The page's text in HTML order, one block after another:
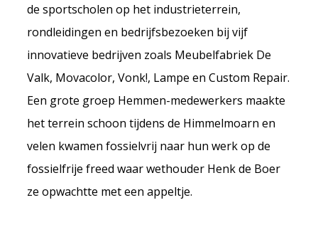
de sportscholen op het industrieterrein,
rondleidingen en bedrijfsbezoeken bij vijf
innovatieve bedrijven zoals Meubelfabriek De
Valk, Movacolor, Vonk!, Lampe en Custom Repair.
Een grote groep Hemmen-medewerkers maakte
het terrein schoon tijdens de Himmelmoarn en
velen kwamen fossielvrij naar hun werk op de
fossielfrije freed waar wethouder Henk de Boer
ze opwachtte met een appeltje.